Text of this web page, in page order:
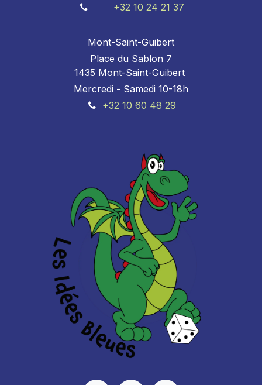
+32 10 24 21 37
Mont-Saint-Guibert
Place du Sablon 7
1435 Mont-Saint-Guibert
Mercredi - Samedi 10-18h
+32 10 60 48 29